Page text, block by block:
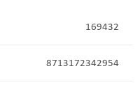
169432
8713172342954